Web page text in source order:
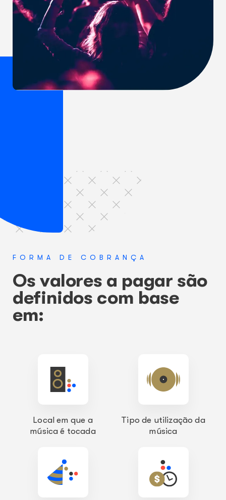
FORMA DE COBRANÇA
Os valores a pagar são
definidos com base
em:
Local em que a
música é tocada
Tipo de utilização da
música